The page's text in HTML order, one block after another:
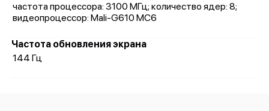
частота процессора: 3100 МГц; количество ядер: 8;
видеопроцессор: Mali-G610 MC6
Частота обновления экрана
144 Гц